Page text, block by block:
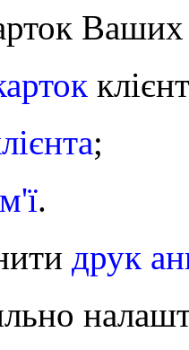
;
.
друк